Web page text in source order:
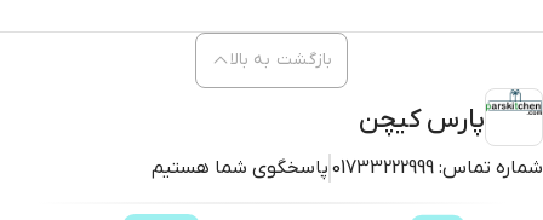
پارس کیچن
شماره تماس: 01733222999 پاسخگوی شما هستیم
بازگشت به بالا